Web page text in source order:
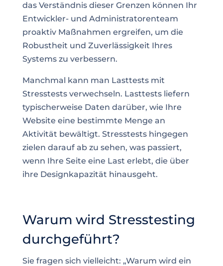
das Verständnis dieser Grenzen können Ihr
Entwickler- und Administratorenteam
proaktiv Maßnahmen ergreifen, um die
Robustheit und Zuverlässigkeit Ihres
Systems zu verbessern.
Manchmal kann man Lasttests mit
Stresstests verwechseln. Lasttests liefern
typischerweise Daten darüber, wie Ihre
Website eine bestimmte Menge an
Aktivität bewältigt. Stresstests hingegen
zielen darauf ab zu sehen, was passiert,
wenn Ihre Seite eine Last erlebt, die über
ihre Designkapazität hinausgeht.
Warum wird Stresstesting
durchgeführt?
Sie fragen sich vielleicht: „Warum wird ein